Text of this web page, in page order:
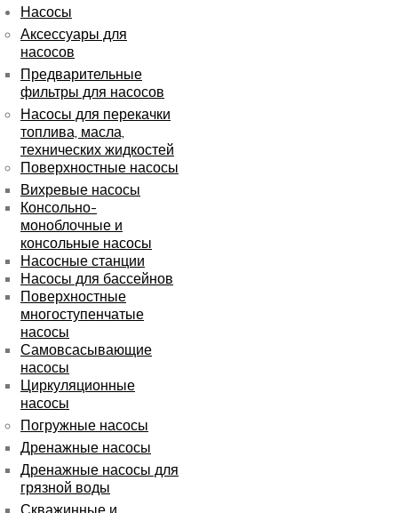
Насосы
Аксессуары для
насосов
Предварительные
фильтры для насосов
Насосы для перекачки
топлива, масла,
технических жидкостей
Поверхностные насосы
Вихревые насосы
Консольно-
моноблочные и
консольные насосы
Насосные станции
Насосы для бассейнов
Поверхностные
многоступенчатые
насосы
Самовсасывающие
насосы
Циркуляционные
насосы
Погружные насосы
Дренажные насосы
Дренажные насосы для
грязной воды